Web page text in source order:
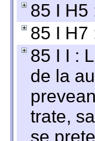
85 I H5
85 I H7
85 I I :
de la
trate,
se